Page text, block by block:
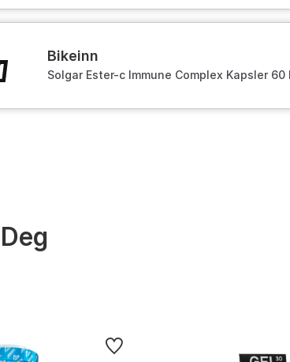
bikeinn
Solgar Ester-c Immune Complex Kapsler 60